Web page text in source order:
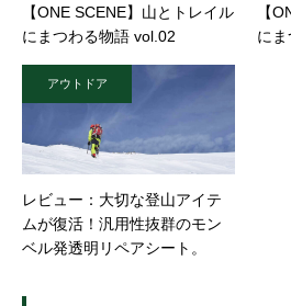
【ONE SCENE】山とトレイル
にまつわる物語 vol.02
【
に
アウトドア
レビュー：大切な登山アイテ
ムが復活！汎用性抜群のモン
ベル発透明リペアシート。